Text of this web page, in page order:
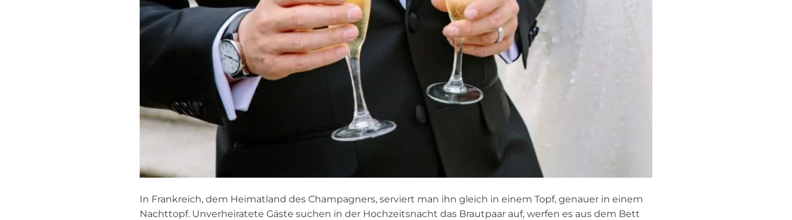
In Frankreich, dem Heimatland des Champagners, serviert man ihn gleich in einem Topf, genauer in einem
Nachttopf. Unverheiratete Gäste suchen in der Hochzeitsnacht das Brautpaar auf, werfen es aus dem Bett